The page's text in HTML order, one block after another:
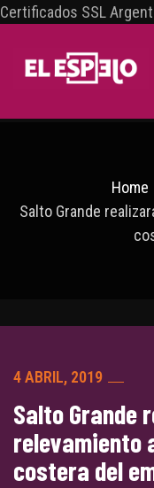
Certificados SSL
Home
Salto Grande
4 ABRIL, 2019
Salto Grande
relevamiento
costera del